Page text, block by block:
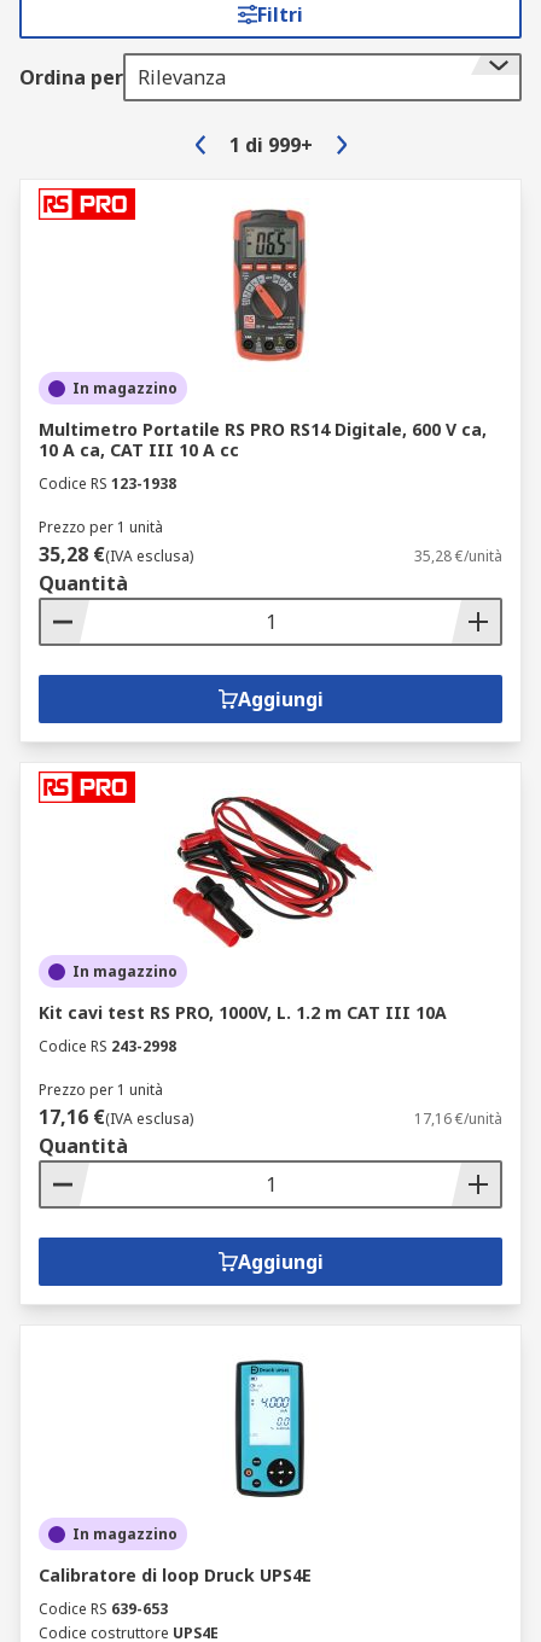
Filtri
Ordina per Rilevanza
1 di 999+
In magazzino
Multimetro Portatile RS PRO RS14 Digitale, 600 V ca,
10 A ca, CAT III 10 A cc
Codice RS 123-1938
Prezzo per 1 unità
35,28 €(IVA esclusa) 35,28 €/unità
Quantità
Aggiungi
In magazzino
Kit cavi test RS PRO, 1000V, L. 1.2 m CAT III 10A
Codice RS 243-2998
Prezzo per 1 unità
17,16 €(IVA esclusa) 17,16 €/unità
Quantità
Aggiungi
In magazzino
Calibratore di loop Druck UPS4E
Codice RS 639-653
Codice costruttore UPS4E